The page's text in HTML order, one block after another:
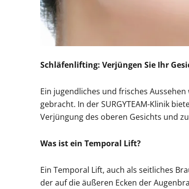
Schläfenlifting: Verjüngen Sie Ihr
Ein jugendliches und frisches
gebracht. In der SURGYTEAM-Klinik
Verjüngung des oberen Gesichts und
Was ist ein Temporal Lift?
Ein Temporal Lift, auch als seitliches
der auf die äußeren Ecken der